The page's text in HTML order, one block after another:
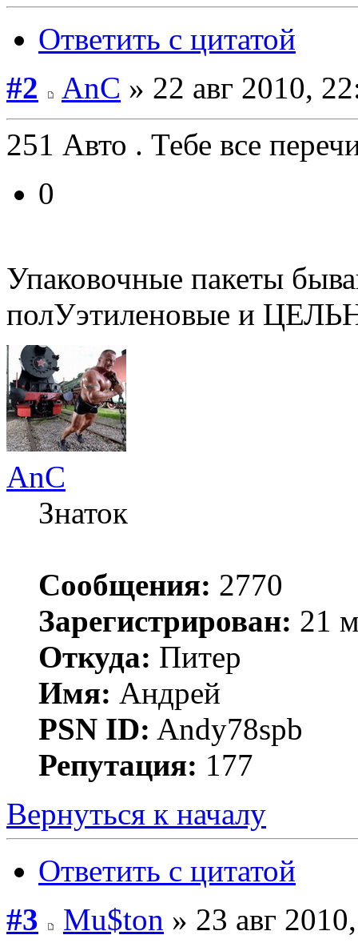
Ответить с цитатой
#2
AnC » 22 авг 2010,
251 Авто . Тебе все
0
Упаковочные пакеты
полУэтиленовые и
AnC
Знаток
Сообщения: 2770
Зарегистрирован: 21
Откуда: Питер
Имя: Андрей
PSN ID: Andy78spb
Репутация: 177
Вернуться к началу
Ответить с цитатой
#3
Mu$ton » 23 авг